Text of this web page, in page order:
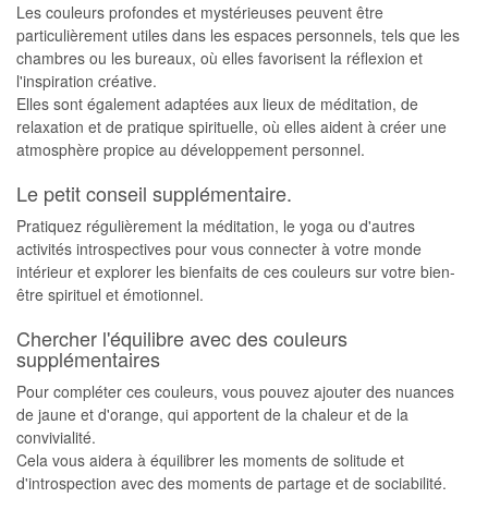
Les couleurs profondes et mystérieuses peuvent être
particulièrement utiles dans les espaces personnels, tels que les
chambres ou les bureaux, où elles favorisent la réflexion et
l'inspiration créative.
Elles sont également adaptées aux lieux de méditation, de
relaxation et de pratique spirituelle, où elles aident à créer une
atmosphère propice au développement personnel.
Le petit conseil supplémentaire.
Pratiquez régulièrement la méditation, le yoga ou d'autres
activités introspectives pour vous connecter à votre monde
intérieur et explorer les bienfaits de ces couleurs sur votre bien-
être spirituel et émotionnel.
Chercher l'équilibre avec des couleurs
supplémentaires
Pour compléter ces couleurs, vous pouvez ajouter des nuances
de jaune et d'orange, qui apportent de la chaleur et de la
convivialité.
Cela vous aidera à équilibrer les moments de solitude et
d'introspection avec des moments de partage et de sociabilité.